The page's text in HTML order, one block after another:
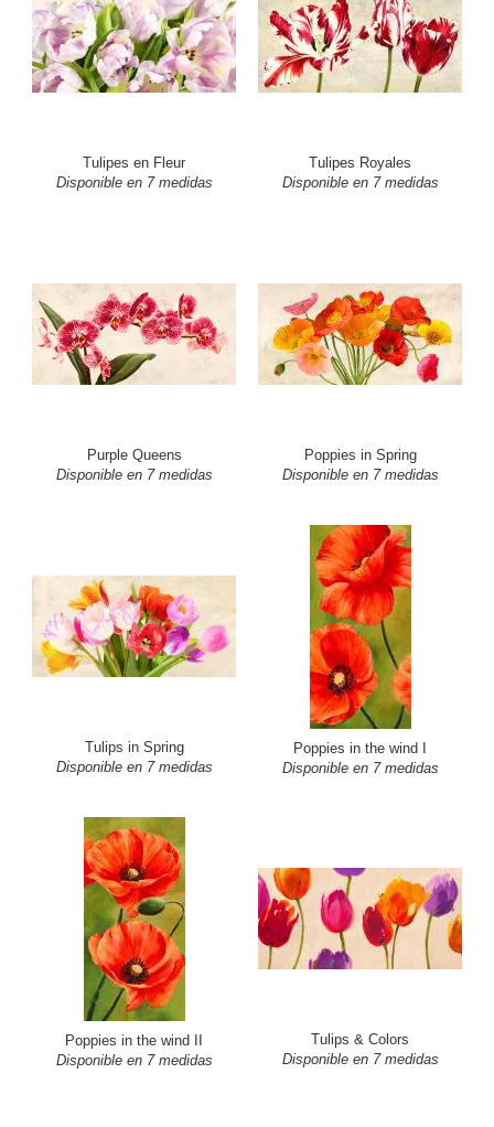
Tulipes en Fleur
Disponible en 7 medidas
Tulipes Royales
Disponible en 7 medidas
Purple Queens
Disponible en 7 medidas
Poppies in Spring
Disponible en 7 medidas
Tulips in Spring
Disponible en 7 medidas
Poppies in the wind I
Disponible en 7 medidas
Poppies in the wind II
Disponible en 7 medidas
Tulips & Colors
Disponible en 7 medidas